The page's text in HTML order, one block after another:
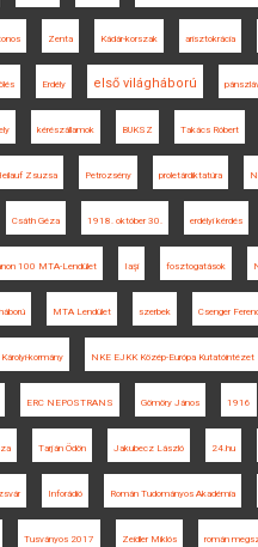
Zenta Kádár-korszak arisztokrácia
Erdély első világháború
kérészállamok BUKSZ Takács Róbert
Zsuzsa Petrozsény proletárdiktatúra
Csáth Géza 1918. október 30. erdélyi kérdés
100 MTA-Lendület Iaşi fosztogatások
MTA Lendület szerbek Csenger
Károlyi-kormány NKE EJKK Közép-Európa Kutatóintézet
ERC NEPOSTRANS Gömöry János 1916
Tarján Ödön Jakubecz László 24.hu
Inforádió Román Tudományos Akadémia
Tusványos 2017 Zeidler Miklós román